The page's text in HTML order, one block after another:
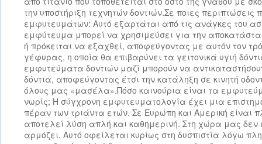
την υποστήριξη τεχνητών δοντιών.Σε ποιες περιπτώσεις
εμφυτευμάτων: Αυτό εξαρτάται από τις ανάγκες του
εμφύτευμα μπορεί να χρησιμεύσει για την
ή πρόκειται να εξαχθεί, αποφεύγοντας με αυτόν τον
γέφυρας, η οποία θα επιβαρύνει τα γειτονικά υγιή
εμφυτεύματα δοντιών μαζί μπορούν να
δόντια, αποφεύγοντας έτσι την κατάληξη σε κινητή
όλους μας «μασέλα».Πόσο καινούρια είναι τα
νωρίς; Η σύγχρονη εμφυτευματολογία έχει μια
πέραν των τριάντα ετών. Σε Ευρώπη και Αμερική είναι
αποτελεί λύση απλή και καθημερινή. Στη χώρα μας δεν
αρμόζει. Αυτό οφείλεται κυρίως στη δυσπιστία λόγω